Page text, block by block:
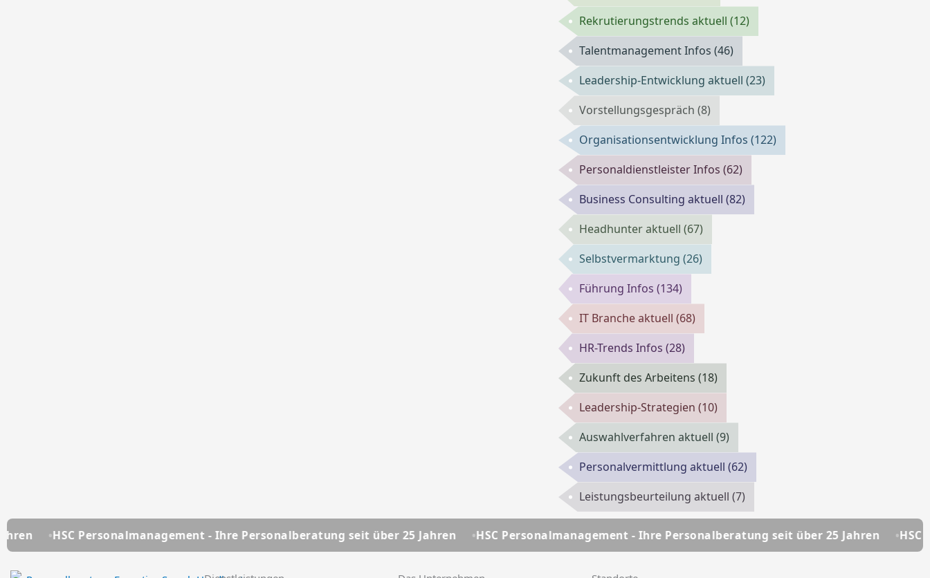
Rekrutierungstrends aktuell (12)
Talentmanagement Infos (46)
Leadership-Entwicklung aktuell (23)
Vorstellungsgespräch (8)
Organisationsentwicklung Infos (122)
Personaldienstleister Infos (62)
Business Consulting aktuell (82)
Headhunter aktuell (67)
Selbstvermarktung (26)
Führung Infos (134)
IT Branche aktuell (68)
HR-Trends Infos (28)
Zukunft des Arbeitens (18)
Leadership-Strategien (10)
Auswahlverfahren aktuell (9)
Personalvermittlung aktuell (62)
Leistungsbeurteilung aktuell (7)
- Ihre Personalberatung seit über 25 Jahren HSC Personalmanagement - Ihre Personalberatung seit über 25 Jahren HSC